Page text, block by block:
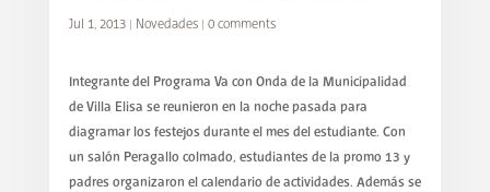
Jul 1, 2013| Novedades| 0 comments
Integrante del Programa Va con Onda de la Municipalidad
de Villa Elisa se reunieron en la noche pasada para
diagramar los festejos durante el mes del estudiante. Con
un salón Peragallo colmado, estudiantes de la promo 13 y
padres organizaron el calendario de actividades. Además se